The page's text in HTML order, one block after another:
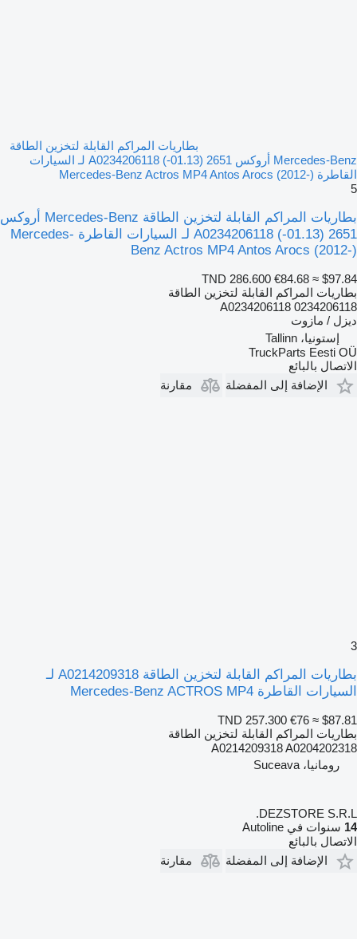
بطاريات المراكم القابلة لتخزين الطاقة
Mercedes-Benz أروكس 2651 (01.13-) A0234206118 لـ السيارات
القاطرة Mercedes-Benz Actros MP4 Antos Arocs (2012-)
5
بطاريات المراكم القابلة لتخزين الطاقة Mercedes-Benz أروكس
2651 (01.13-) A0234206118 لـ السيارات القاطرة Mercedes-
Benz Actros MP4 Antos Arocs (2012-)
TND 286.600 €84.68 ≈ $97.84
بطاريات المراكم القابلة لتخزين الطاقة
A0234206118 0234206118
ديزل / مازوت
إستونيا، Tallinn
TruckParts Eesti OÜ
الاتصال بالبائع
الإضافة إلى المفضلة
مقارنة
3
بطاريات المراكم القابلة لتخزين الطاقة A0214209318 لـ
السيارات القاطرة Mercedes-Benz ACTROS MP4
TND 257.300 €76 ≈ $87.81
بطاريات المراكم القابلة لتخزين الطاقة
A0214209318 A0204202318
رومانيا، Suceava
DEZSTORE S.R.L.
14 سنوات في Autoline
الاتصال بالبائع
الإضافة إلى المفضلة
مقارنة